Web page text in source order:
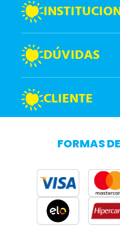
DÚVIDAS
CLIENTE
FORMAS